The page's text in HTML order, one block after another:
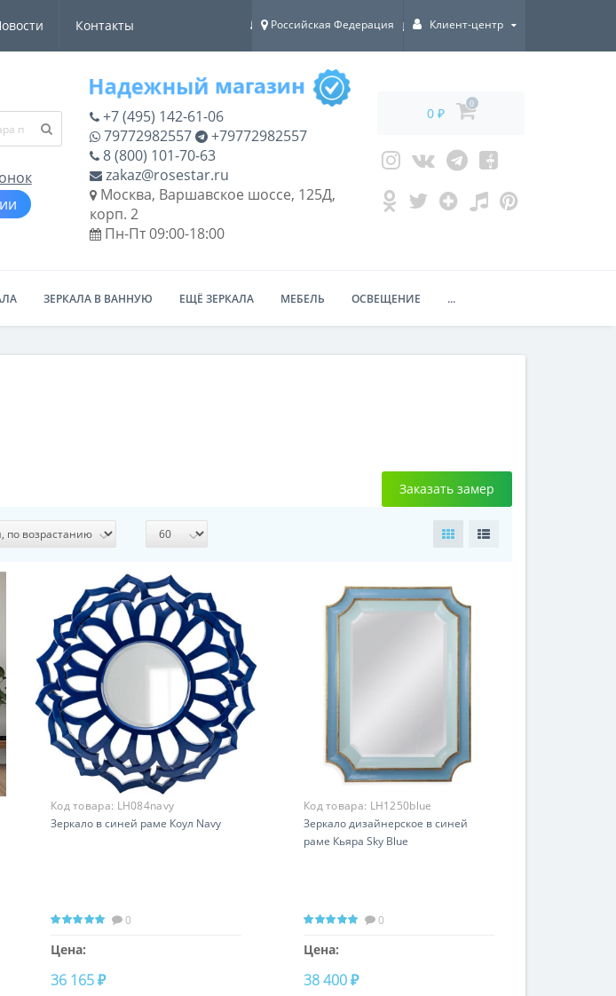
Контакты ДОСТАВКА ПО ВСЕЙ РОССИИ!
Российская Федерация Клиент-центр
+7 (495) 142-61-06
79772982557
+79772982557
8 (800) 101-70-63
zakaz@rosestar.ru
Москва, Варшавское шоссе, 125Д,
корп. 2
Пн-Пт 09:00-18:00
0 ₽
0
ЗЕРКАЛА В ВАННУЮ ЕЩЁ ЗЕРКАЛА МЕБЕЛЬ ОСВЕЩЕНИЕ ...
Заказать замер
Код товара: LH084navy
Зеркало в синей раме Коул Navy
0
Цена:
36 165 ₽
Код товара: LH1250blue
Зеркало дизайнерское в синей
раме Кьяра Sky Blue
0
Цена:
38 400 ₽